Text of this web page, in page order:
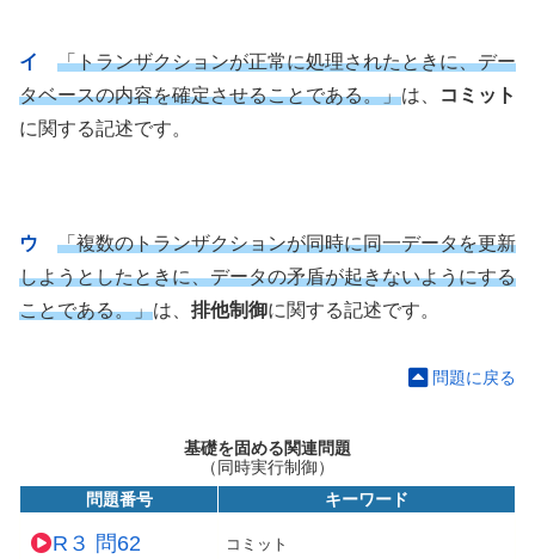
イ
「トランザクションが正常に処理されたときに、デー
タベースの内容を確定させることである。」は、
コミット
に関する記述です。
ウ
「複数のトランザクションが同時に同一データを更新
しようとしたときに、データの矛盾が起きないようにする
ことである。」は、 排他制御に関する記述です。
問題に戻る
基礎を固める関連問題
（同時実行制御）
問題番号
キーワード
R３ 問62 コミット